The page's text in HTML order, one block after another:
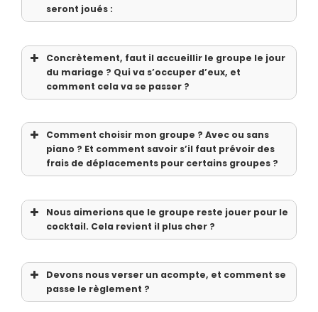
seront joués :
Concrètement, faut il accueillir le groupe le jour
du mariage ? Qui va s’occuper d’eux, et
comment cela va se passer ?
Comment choisir mon groupe ? Avec ou sans
piano ? Et comment savoir s’il faut prévoir des
frais de déplacements pour certains groupes ?
Nous aimerions que le groupe reste jouer pour le
cocktail. Cela revient il plus cher ?
Devons nous verser un acompte, et comment se
passe le règlement ?